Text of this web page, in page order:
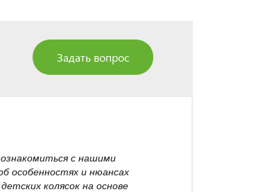
Задать вопрос
с нашими
особенностях и нюансах
колясок на основе